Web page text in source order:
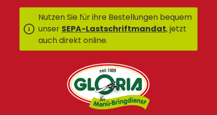
Nutzen Sie für ihre Bestellungen bequem
unser SEPA-Lastschriftmandat, jetzt
auch direkt online.